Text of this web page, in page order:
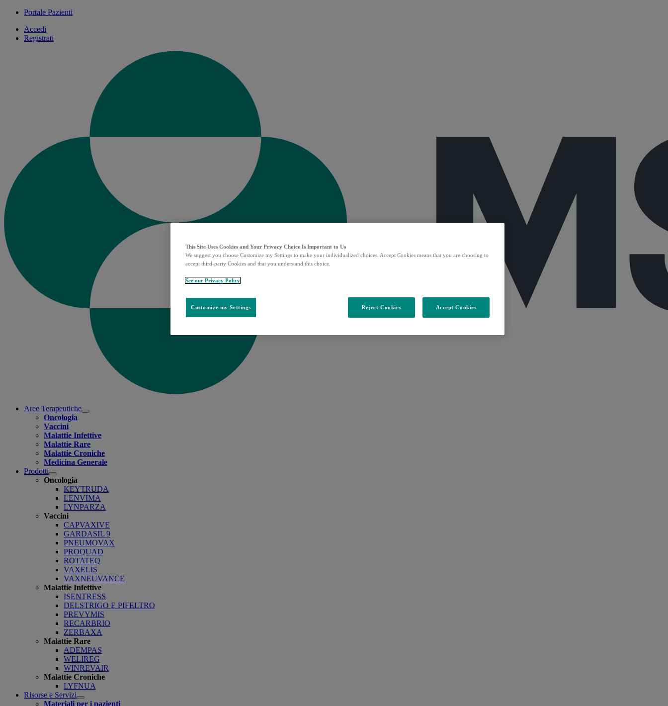
Portale Pazienti
Accedi
Registrati
Aree Terapeutiche
Open
Oncologia
Vaccini
Malattie Infettive
Malattie Rare
Malattie Croniche
Medicina Generale
Prodotti
Open
submenu
Oncologia
KEYTRUDA
LENVIMA
LYNPARZA
Vaccini
CAPVAXIVE
GARDASIL 9
PNEUMOVAX
PROQUAD
ROTATEQ
VAXELIS
VAXNEUVANCE
Malattie Infettive
ISENTRESS
DELSTRIGO E PIFELTRO
PREVYMIS
RECARBRIO
ZERBAXA
Malattie Rare
ADEMPAS
WELIREG
WINREVAIR
Malattie Croniche
LYFNUA
Risorse e Servizi
Open
Materiali per i pazienti
This Site Uses Cookies and Your Privacy Choice Is Important to Us
We suggest you choose Customize my Settings to make your individualized choices. Accept Cookies means that you are choosing to
accept third-party Cookies and that you understand this choice.
See our Privacy Policy
Customize my Settings Reject Cookies Accept Cookies